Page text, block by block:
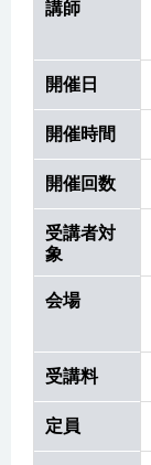
講師
開催日
開催時間
開催回数
受講者対
象
会場
受講料
定員